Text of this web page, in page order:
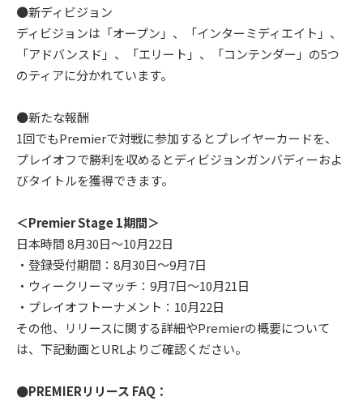
●新ディビジョン
ディビジョンは「オープン」、「インターミディエイト」、
「アドバンスド」、「エリート」、「コンテンダー」の5つ
のティアに分かれています。
●新たな報酬
1回でもPremierで対戦に参加するとプレイヤーカードを、
プレイオフで勝利を収めるとディビジョンガンバディーおよ
びタイトルを獲得できます。
＜Premier Stage 1期間＞
日本時間 8月30日～10月22日
・登録受付期間：8月30日～9月7日
・ウィークリーマッチ：9月7日～10月21日
・プレイオフトーナメント：10月22日
その他、リリースに関する詳細やPremierの概要について
は、下記動画とURLよりご確認ください。
●PREMIERリリース FAQ：